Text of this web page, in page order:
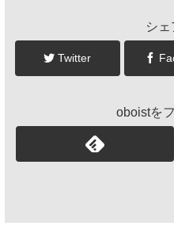
シェ
Twitter
oboistを